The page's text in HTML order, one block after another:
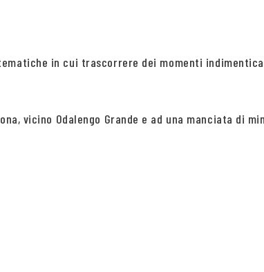
in cui trascorrere dei momenti
vicino Odalengo Grande e ad una manciata di